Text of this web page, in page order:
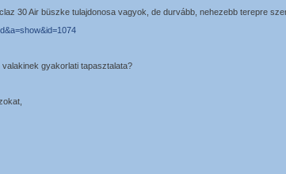
30 Air büszke tulajdonosa vagyok, de durvább, nehezebb terepre
gyakorlati tapasztalata?